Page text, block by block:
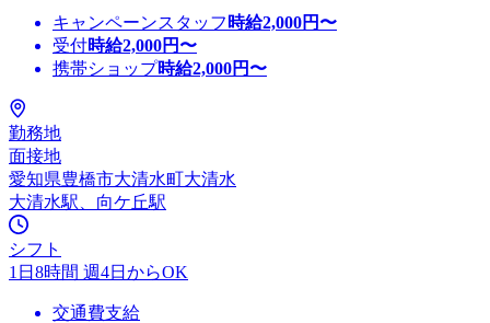
キャンペーンスタッフ 時給2,000円〜
受付時給2,000円〜
携帯ショップ時給2,000円〜
勤務地
面接地
愛知県豊橋市大清水町大清水
大清水駅、向ケ丘駅
シフト
1日8時間 週4日からOK
交通費支給